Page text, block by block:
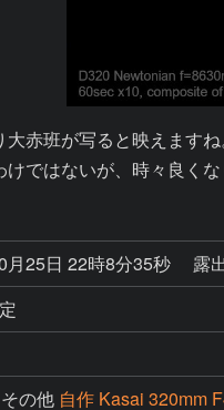
赤班が写ると映えますね
ではないが、時々良く
月25日 22時8分35秒
露
の他 自作 Kasai 320mm